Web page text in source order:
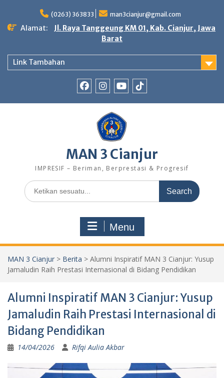
content
(0263) 363833 man3cianjur@gmail.com
Alamat:
Jl. Raya Tanggeung KM 01, Kab. Cianjur, Jawa
Barat
Link Tambahan
MAN 3 Cianjur
IMPRESIF – Beriman, Berprestasi & Progresif
Search
for:
Menu
MAN 3 Cianjur > Berita > Alumni Inspiratif MAN 3 Cianjur: Yusup
Jamaludin Raih Prestasi Internasional di Bidang Pendidikan
Alumni Inspiratif MAN 3 Cianjur: Yusup
Jamaludin Raih Prestasi Internasional di
Bidang Pendidikan
14/04/2026 Rifqi Aulia Akbar